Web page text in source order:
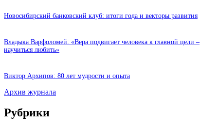
Новосибирский банковский клуб: итоги года и векторы развития
Владыка Варфоломей: «Вера подвигает человека к главной цели –
научиться любить»
Виктор Архипов: 80 лет мудрости и опыта
Архив журнала
Рубрики